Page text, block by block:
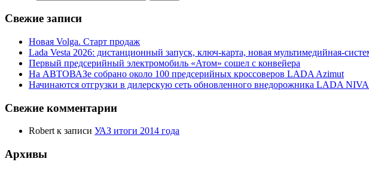
Свежие записи
Новая Volga. Старт продаж
Lada Vesta 2026: дистанционный запуск, ключ-карта, новая мультимедийная-
Первый предсерийный электромобиль «Атом» сошел с конвейера
На АВТОВАЗе собрано около 100 предсерийных кроссоверов LADA Azimut
Начинаются отгрузки в дилерскую сеть обновленного внедорожника LADA
Свежие комментарии
Robert к записи УАЗ итоги 2014 года
Архивы